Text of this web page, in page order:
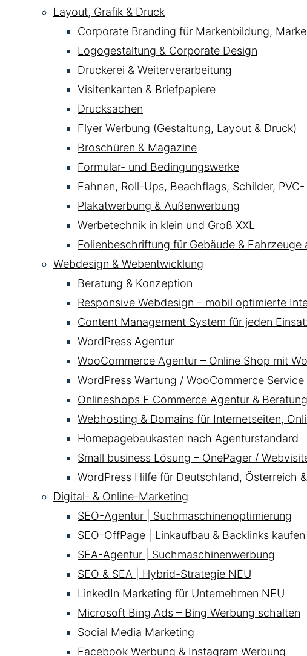
Layout, Grafik & Druck
Corporate Branding für Markenbildung,
Logogestaltung & Corporate Design
Druckerei & Weiterverarbeitung
Visitenkarten & Briefpapiere
Drucksachen
Flyer Werbung (Gestaltung, Layout & Druck)
Broschüren & Magazine
Formular- und Bedingungswerke
Fahnen, Roll-Ups, Beachflags, Schilder,
Plakatwerbung & Außenwerbung
Werbetechnik in klein und Groß XXL
Folienbeschriftung für Gebäude & Fahrzeuge
Webdesign & Webentwicklung
Beratung & Konzeption
Responsive Webdesign – mobil optimierte
Content Management System für jeden
WordPress Agentur
WooCommerce Agentur – Online Shop mit
WordPress Wartung / WooCommerce Service
Onlineshops E Commerce Agentur & Beratung
Webhosting & Domains für Internetseiten,
Homepagebaukasten nach Agenturstandard
Small business Lösung – OnePager /
WordPress Hilfe für Deutschland, Österreich
Digital- & Online-Marketing
SEO-Agentur | Suchmaschinenoptimierung
SEO-OffPage | Linkaufbau & Backlinks kaufen
SEA-Agentur | Suchmaschinenwerbung
SEO & SEA | Hybrid-Strategie NEU
LinkedIn Marketing für Unternehmen NEU
Microsoft Bing Ads – Bing Werbung schalten
Social Media Marketing
Facebook Werbung & Instagram Werbung